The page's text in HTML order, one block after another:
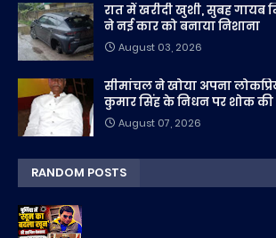
रात में खरीदी खुशी, सुबह गायब
ने नई कार को बनाया निशाना
August 03, 2026
सीमांचल ने खोया अपना
कुमार सिंह के निधन पर शोक
August 07, 2026
RANDOM POSTS